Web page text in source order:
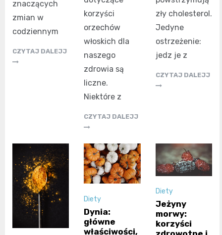
znaczących
zmian w
codziennym
CZYTAJ DALEJJ
korzyści
orzechów
włoskich dla
naszego
zdrowia są
liczne.
Niektóre z
CZYTAJ DALEJJ
zły cholesterol.
Jedyne
ostrzeżenie:
jedz je z
CZYTAJ DALEJJ
Diety
Dynia:
główne
właściwości,
Diety
Jeżyny
morwy:
korzyści